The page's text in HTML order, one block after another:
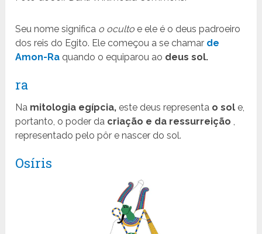
Seu nome significa o oculto e ele é o deus padroeiro
dos reis do Egito. Ele começou a se chamar de
Amon-Ra quando o equiparou ao deus sol.
ra
Na mitologia egípcia, este deus representa o sol e,
portanto, o poder da criação e da ressurreição
representado pelo pôr e nascer do sol.
Osíris